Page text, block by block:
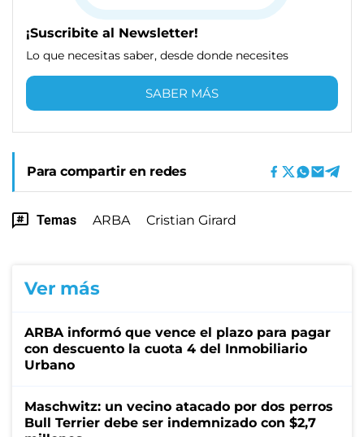
¡Suscribite al Newsletter!
Lo que necesitas saber, desde donde necesites
SABER MÁS
Para compartir en redes
Temas ARBA Cristian Girard
Ver más
ARBA informó que vence el plazo para pagar
con descuento la cuota 4 del Inmobiliario
Urbano
Maschwitz: un vecino atacado por dos perros
Bull Terrier debe ser indemnizado con $2,7